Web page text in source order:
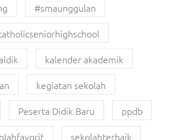
#smaunggulan
kalender akademik
kegiatan sekolah
Peserta Didik Baru
ppdb
sekolahterbaik